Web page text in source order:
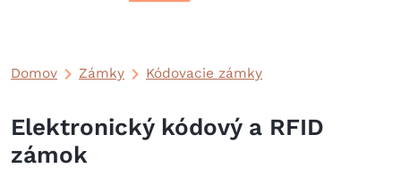
Domov Zámky Kódovacie zámky
Elektronický kódový a RFID
zámok